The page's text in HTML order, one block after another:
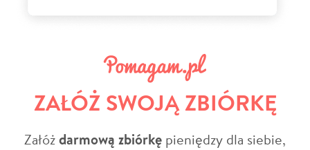
ZAŁÓŻ SWOJĄ ZBIÓRKĘ
Załóżdarmową zbiórkę pieniędzy dla siebie,